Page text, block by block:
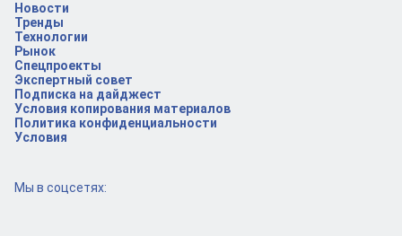
Новости
Тренды
Технологии
Рынок
Спецпроекты
Экспертный совет
Подписка на дайджест
Условия копирования материалов
Политика конфиденциальности
Условия
Мы в соцсетях: